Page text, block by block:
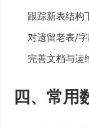
跟踪新表结构
对遗留老表/
完善文档与运
四、常用